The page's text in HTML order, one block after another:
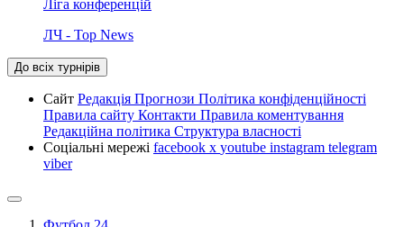
Ліга конференцій
ЛЧ - Top News
До всіх турнірів
Сайт Редакція Прогнози Політика конфіденційності
Правила сайту Контакти Правила коментування
Редакційна політика Структура власності
Соціальні мережі facebook x youtube instagram telegram
viber